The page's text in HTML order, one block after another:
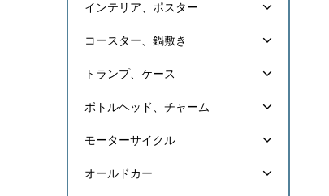
インテリア、ポスター
コースター、鍋敷き
トランプ、ケース
ボトルヘッド、チャーム
モーターサイクル
オールドカー